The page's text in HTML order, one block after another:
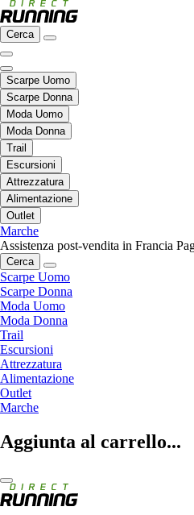
Cerca
Scarpe Uomo
Scarpe Donna
Moda Uomo
Moda Donna
Trail
Escursioni
Attrezzatura
Alimentazione
Outlet
Marche
Assistenza post-vendita in Francia
Cerca
Scarpe Uomo
Scarpe Donna
Moda Uomo
Moda Donna
Trail
Escursioni
Attrezzatura
Alimentazione
Outlet
Marche
Aggiunta al carrello...